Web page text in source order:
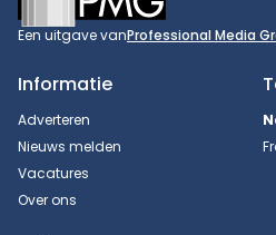
Een uitgave vanProfessional Media
Informatie
Adverteren
Nieuws melden
Vacatures
Over ons